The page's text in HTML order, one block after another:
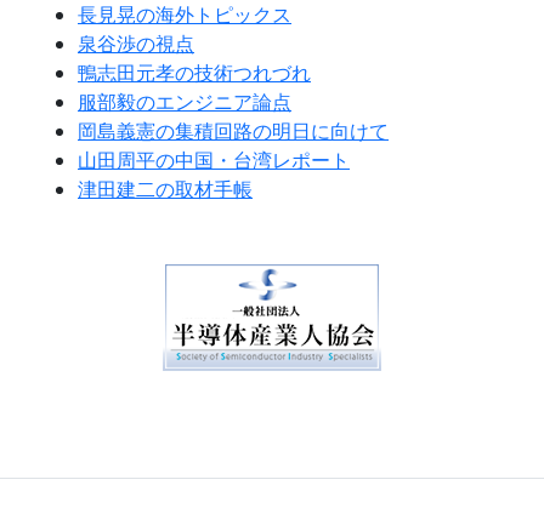
長見晃の海外トピックス
泉谷渉の視点
鴨志田元孝の技術つれづれ
服部毅のエンジニア論点
岡島義憲の集積回路の明日に向けて
山田周平の中国・台湾レポート
津田建二の取材手帳